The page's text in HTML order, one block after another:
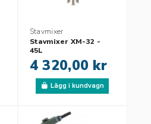
Stavmixer
Stavmixer XM-32 -
45L
4 320,00 kr
Lägg i kundvagn